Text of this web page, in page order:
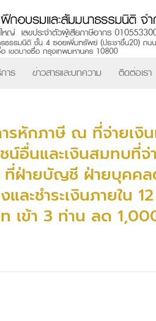
าร ข่าวสารและบทความ ติดต่อเรา
รหักภาษี ณ ที่จ่ายเงิน
น์อื่นและเงินสมทบที่
ที่ฝ่ายบัญชี ฝ่ายบุคค
ละชำระเงินภายใน
เข้า 3 ท่าน ลด